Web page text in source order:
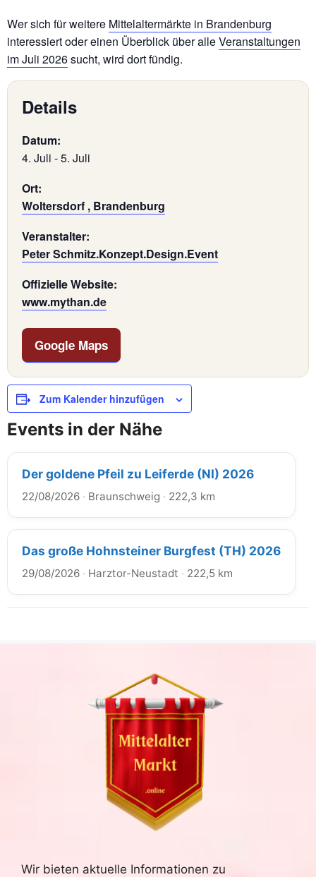
Wer sich für weitere Mittelaltermärkte in Brandenburg
interessiert oder einen Überblick über alleVeranstaltungen
im Juli 2026sucht, wird dort fündig.
Details
Datum:
4. Juli -5. Juli
Ort:
Woltersdorf , Brandenburg
Veranstalter:
Peter Schmitz.Konzept.Design.Event
Offizielle Website:
www.mythan.de
Google Maps
Zum Kalender hinzufügen
Events in der Nähe
Der goldene Pfeil zu Leiferde (NI) 2026
22/08/2026 · Braunschweig · 222,3 km
Das große Hohnsteiner Burgfest (TH) 2026
29/08/2026 · Harztor-Neustadt · 222,5 km
Wir bieten aktuelle Informationen zu